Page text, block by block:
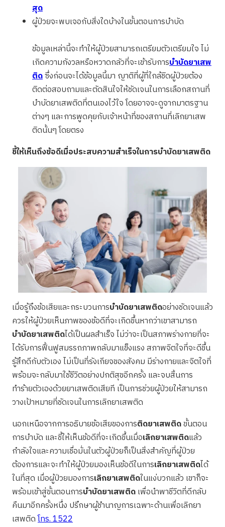
สุด
ผู้ป่วยจะพบเจอกับสิ่งใดบ้างในขั้นตอนการบำบัด
ข้อมูลเหล่านี้จะทำให้ผู้ป่วยสามารถเตรียมตัวเตรียมใจ ไม่
เกิดความกังวลหรือหวาดกลัวที่จะเข้ารับการบำบัดยาเสพ
ติดซึ่งก่อนจะได้ข้อมูลนี้มา ญาติที่ผู้ที่ใกล้ชิดผู้ป่วยต้อง
ติดต่อสอบถามและตัดสินใจให้ชัดเจนในการเลือกสถานที่
บำบัดยาเสพติดที่ตนเองไว้ใจ โดยอาจจะดูจากมาตรฐาน
ต่างๆ และการพูดคุยกับเจ้าหน้าที่ของสถานที่เลิกยาเสพ
ติดนั้นๆ โดยตรง
ชี้ให้เห็นถึงข้อดีเมื่อประสบความสำเร็จในการบำบัดยาเสพติด
เมื่อรู้ถึงข้อเสียและกระบวนการบำบัดยาเสพติดอย่างชัดเจนแล้ว
ควรให้ผู้ป่วยเห็นภาพของข้อดีที่จะเกิดขึ้นหากว่าเขาสามารถ
บำบัดยาเสพติดได้เป็นผลสำเร็จ ไม่ว่าจะเป็นสภาพร่างกายที่จะ
ได้รับการฟื้นฟูสมรรถภาพกลับมาแข็งแรง สภาพจิตใจที่จะดีขึ้น
รู้สึกดีกับตัวเอง ไม่เป็นที่รังเกียจของสังคม มีร่างกายและจิตใจที่
พร้อมจะกลับมาใช้ชีวิตอย่างปกติสุขอีกครั้ง และจบสิ้นการ
ทำร้ายตัวเองด้วยยาเสพติดเสียที เป็นการช่วยผู้ป่วยให้สามารถ
วางเป้าหมายที่ชัดเจนในการเลิกยาเสพติด
นอกเหนือจากการอธิบายข้อเสียของการติดยาเสพติดขั้นตอน
การบำบัด และชี้ให้เห็นข้อดีที่จะเกิดขึ้นเมื่อเลิกยาเสพติดแล้ว
กำลังใจและความเชื่อมั่นในตัวผู้ป่วยก็เป็นสิ่งสำคัญที่ผู้ป่วย
ต้องการและจะทำให้ผู้ป่วยมองเห็นข้อดีในการเลิกยาเสพติดได้
ในที่สุด เมื่อผู้ป่วยมองการเลิกยาเสพติดในแง่บวกแล้ว เขาก็จะ
พร้อมเข้าสู่ขั้นตอนการบำบัดยาเสพติดเพื่อนำพาชีวิตที่ดีกลับ
คืนมาอีกครั้งหนึ่ง ปรึกษาผู้ชำนาญการเฉพาะด้านเพื่อเลิกยา
เสพติดโทร. 1522